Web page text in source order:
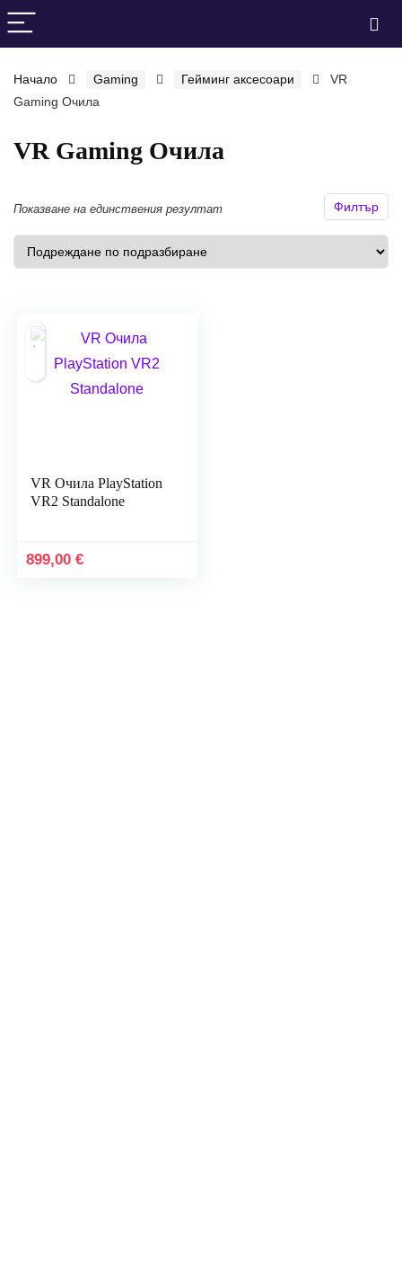
Начало Gaming Гейминг аксесоари
VR
Gaming Очила
VR Gaming Очила
Филтър
Показване на единствения резултат
VR Очила PlayStation
VR2 Standalone
899,00€